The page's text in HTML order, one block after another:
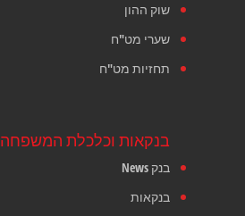
שוק ההון
שערי מט"ח
תחזיות מט"ח
בנקאות וכלכלת המשפחה
בנק News
בנקאות